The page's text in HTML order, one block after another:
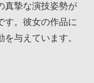
真摯な演技姿勢が
す。彼女の作品に
与えています。